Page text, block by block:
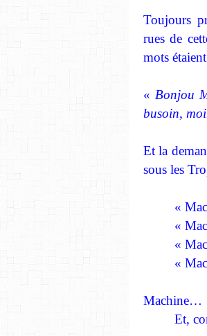
Toujours
rues de
mots
« Bonjou
busoin,
Et la
sous les
«
«
«
«
Machine…
Et,